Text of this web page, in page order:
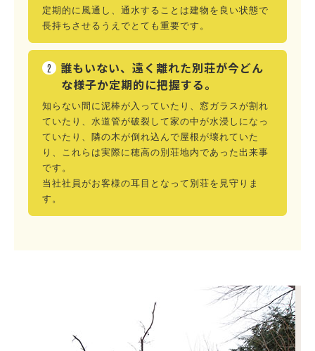
定期的に風通し、通水することは建物を良い状態で
長持ちさせるうえでとても重要です。
誰もいない、遠く離れた別荘が今どん
な様子か定期的に把握する。
知らない間に泥棒が入っていたり、窓ガラスが割れ
ていたり、水道管が破裂して家の中が水浸しになっ
ていたり、隣の木が倒れ込んで屋根が壊れていた
り、これらは実際に穂高の別荘地内であった出来事
です。
当社社員がお客様の耳目となって別荘を見守りま
す。